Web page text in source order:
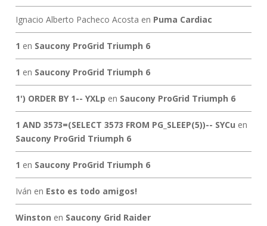
Ignacio Alberto Pacheco Acosta en Puma Cardiac
1 en Saucony ProGrid Triumph 6
1 en Saucony ProGrid Triumph 6
1') ORDER BY 1-- YXLp en Saucony ProGrid Triumph 6
1 AND 3573=(SELECT 3573 FROM PG_SLEEP(5))-- SYCu en
Saucony ProGrid Triumph 6
1 en Saucony ProGrid Triumph 6
Iván en Esto es todo amigos!
Winston en Saucony Grid Raider